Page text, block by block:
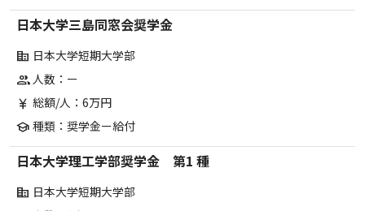
日本大学三島同窓会奨学金
corporate_fare 日本大学短期大学部
group人数：ー
currency_yen 総額/人：6万円
school 種類：奨学金ー給付
日本大学理工学部奨学金 第1 種
corporate_fare 日本大学短期大学部